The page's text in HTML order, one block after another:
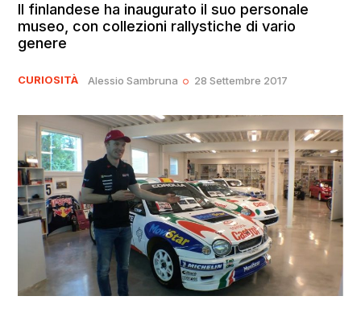
Il finlandese ha inaugurato il suo personale
museo, con collezioni rallystiche di vario
genere
CURIOSITÀ Alessio Sambruna 28 Settembre 2017